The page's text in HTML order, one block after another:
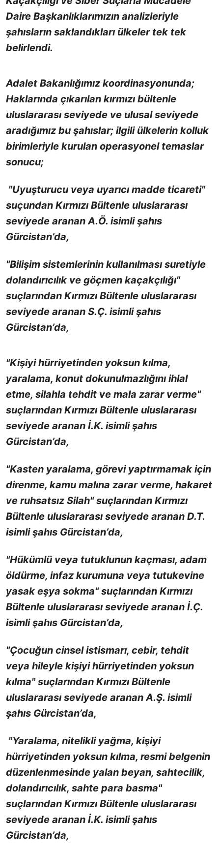
Daire Başkanlıklarımızın analizleriyle
şahısların saklandıkları ülkeler tek tek
belirlendi.
Adalet Bakanlığımız koordinasyonunda;
Haklarında çıkarılan kırmızı bültenle
uluslararası seviyede ve ulusal seviyede
aradığımız bu şahıslar; ilgili ülkelerin kolluk
birimleriyle kurulan operasyonel temaslar
sonucu;
"Uyuşturucu veya uyarıcı madde ticareti"
suçundan Kırmızı Bültenle uluslararası
seviyede aranan A.Ö. isimli şahıs
Gürcistan’da,
"Bilişim sistemlerinin kullanılması suretiyle
dolandırıcılık ve göçmen kaçakçılığı"
suçlarından Kırmızı Bültenle uluslararası
seviyede aranan S.Ç. isimli şahıs
Gürcistan’da,
"Kişiyi hürriyetinden yoksun kılma,
yaralama, konut dokunulmazlığını ihlal
etme, silahla tehdit ve mala zarar verme"
suçlarından Kırmızı Bültenle uluslararası
seviyede aranan İ.K. isimli şahıs
Gürcistan’da,
"Kasten yaralama, görevi yaptırmamak için
direnme, kamu malına zarar verme, hakaret
ve ruhsatsız Silah" suçlarından Kırmızı
Bültenle uluslararası seviyede aranan D.T.
isimli şahıs Gürcistan’da,
"Hükümlü veya tutuklunun kaçması, adam
öldürme, infaz kurumuna veya tutukevine
yasak eşya sokma" suçlarından Kırmızı
Bültenle uluslararası seviyede aranan İ.Ç.
isimli şahıs Gürcistan’da,
"Çocuğun cinsel istismarı, cebir, tehdit
veya hileyle kişiyi hürriyetinden yoksun
kılma" suçlarından Kırmızı Bültenle
uluslararası seviyede aranan A.Ş. isimli
şahıs Gürcistan’da,
"Yaralama, nitelikli yağma, kişiyi
hürriyetinden yoksun kılma, resmi belgenin
düzenlenmesinde yalan beyan, sahtecilik,
dolandırıcılık, sahte para basma"
suçlarından Kırmızı Bültenle uluslararası
seviyede aranan İ.K. isimli şahıs
Gürcistan’da,